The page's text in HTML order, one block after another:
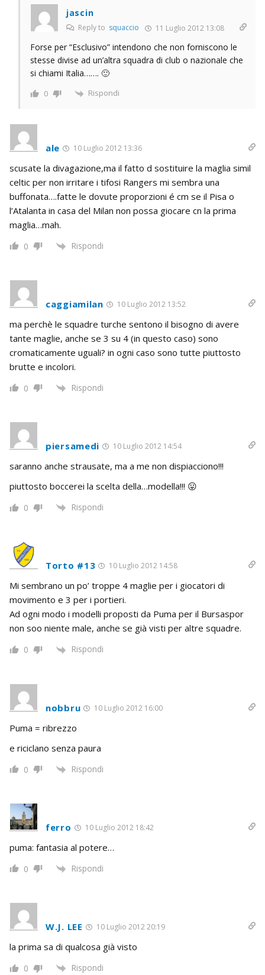
jascin
Reply to squaccio 11 Luglio 2012 13:08
Forse per “Esclusivo” intendono che non forniscono le
stesse divise ad un’altra squadra di club o nazionale che
si chiami Italia……. 🙂
0 Rispondi
ale 10 Luglio 2012 13:36
scusate la divagazione,ma il fatto d sostituire la maglia simil
celtic per non irritare i tifosi Rangers mi sembra una
buffonata….fatte le dovute proporzioni é cm se il Pisa o
l’Atalanta in casa del Milan non possa giocare cn la prima
maglia…mah.
0 Rispondi
caggiamilan 10 Luglio 2012 13:52
ma perchè le squadre turche sentono il bisogno di avere
tante maglie, anche se 3 su 4 (in questo caso) sono
cromaticamente uguali? in ogni caso sono tutte piuttosto
brutte e incolori.
0 Rispondi
piersamedi 10 Luglio 2012 14:54
saranno anche strausate, ma a me non dispiacciono!!!
piuttosto boccerei la scelta della…modella!!! 😛
0 Rispondi
Torto #13 10 Luglio 2012 14:58
Mi sembrano un po’ troppe 4 maglie per i giocatori di
movimento e 3 per i portieri.
Ad ogni modo i modelli proposti da Puma per il Bursaspor
non soo niente male, anche se già visti per altre squadre.
0 Rispondi
nobbru 10 Luglio 2012 16:00
Puma = ribrezzo
e riciclano senza paura
0 Rispondi
ferro 10 Luglio 2012 18:42
puma: fantasia al potere…
0 Rispondi
W.J. LEE 10 Luglio 2012 20:19
la prima sa di qualcosa già visto
0 Rispondi